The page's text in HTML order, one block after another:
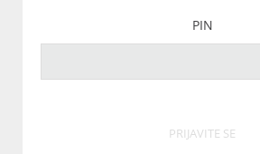
PIN
PRIJAVITE SE